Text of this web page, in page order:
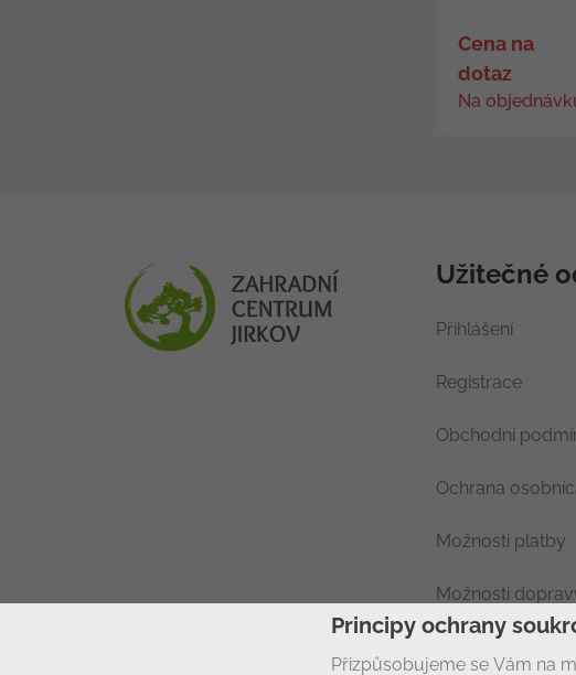
Cena na
dotaz
Na
Užitečné
Přihlášení
Registrace
Obchodní
Ochrana
Možnosti platby
Možnosti
Principy ochrany
Přizpůsobujeme se Vám na